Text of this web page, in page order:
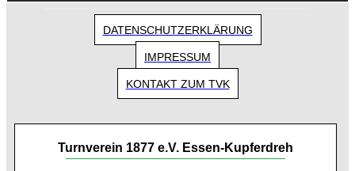
DATENSCHUTZERKLÄRUNG
IMPRESSUM
KONTAKT ZUM TVK
Turnverein 1877 e.V. Essen-Kupferdreh